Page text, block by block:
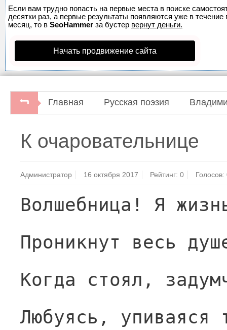
Если вам трудно попасть на первые места в поиске
десятки раз, а первые результаты появляются уже в
месяц, то в SeoHammer за бустер вернут деньги.
Начать продвижение сайта
Главная Русская поэзия
К очаровательнице
Администратор 16 октября 2017 Рейтинг:0 Голосов:
Волшебница! Я
Проникнут весь
Когда стоял,
Любуясь, упиваяся